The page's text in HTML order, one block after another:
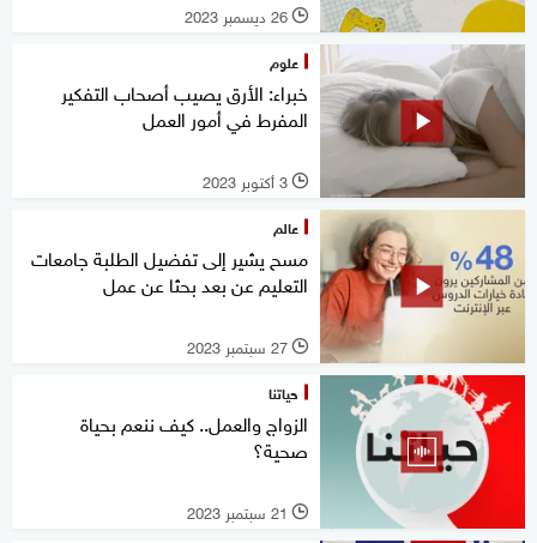
l 26 ديسمبر 2023
علوم
خبراء: الأرق يصيب أصحاب التفكير
المفرط في أمور العمل
l 3 أكتوبر 2023
عالم
مسح يشير إلى تفضيل الطلبة جامعات
التعليم عن بعد بحثا عن عمل
l 27 سبتمبر 2023
حياتنا
الزواج والعمل.. كيف ننعم بحياة
صحية؟
l 21 سبتمبر 2023